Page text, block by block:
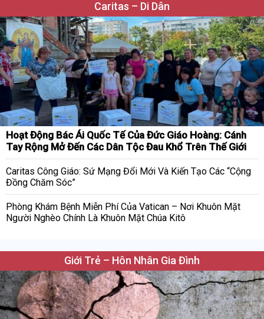
Caritas – Di Dân
Hoạt Động Bác Ái Quốc Tế Của Đức Giáo Hoàng: Cánh
Tay Rộng Mở Đến Các Dân Tộc Đau Khổ Trên Thế Giới
Caritas Công Giáo: Sứ Mạng Đổi Mới Và Kiến Tạo Các “Cộng
Đồng Chăm Sóc”
Phòng Khám Bệnh Miễn Phí Của Vatican – Nơi Khuôn Mặt
Người Nghèo Chính Là Khuôn Mặt Chúa Kitô
Giới Trẻ – Hôn Nhân Gia Đình